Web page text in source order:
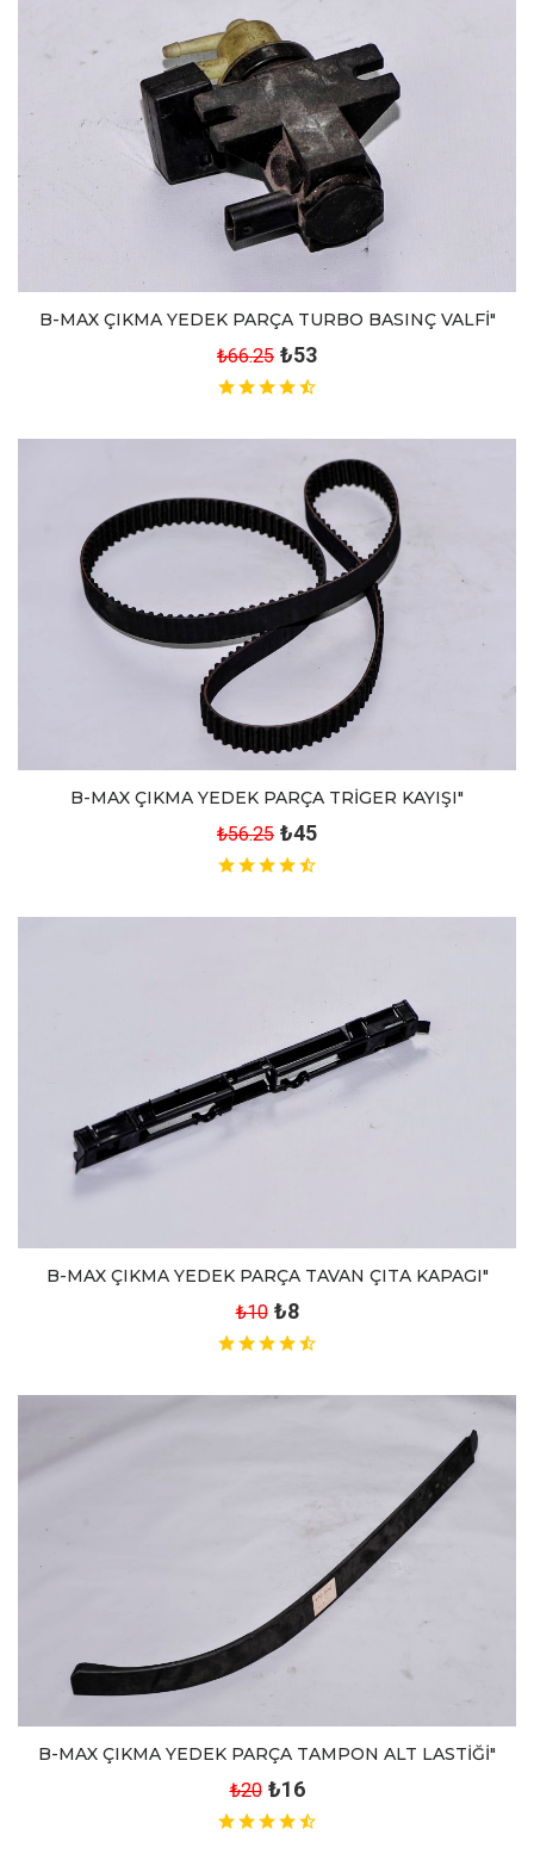
B-MAX ÇIKMA YEDEK PARÇA TURBO BASINÇ VALFİ"
₺66.25 ₺53
B-MAX ÇIKMA YEDEK PARÇA TRİGER KAYIŞI"
₺56.25 ₺45
B-MAX ÇIKMA YEDEK PARÇA TAVAN ÇITA KAPAGI"
₺10 ₺8
B-MAX ÇIKMA YEDEK PARÇA TAMPON ALT LASTİĞİ"
₺20 ₺16